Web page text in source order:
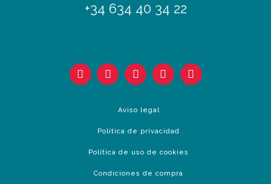
+34 634 40 34 22
Aviso legal
Política de privacidad
Política de uso de cookies
Condiciones de compra